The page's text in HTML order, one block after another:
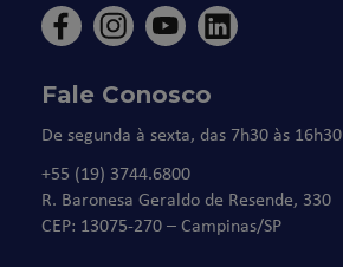
Fale Conosco
De segunda à sexta, das 7h30 às 16h30
+55 (19) 3744.6800
R. Baronesa Geraldo de Resende, 330
CEP: 13075-270 – Campinas/SP